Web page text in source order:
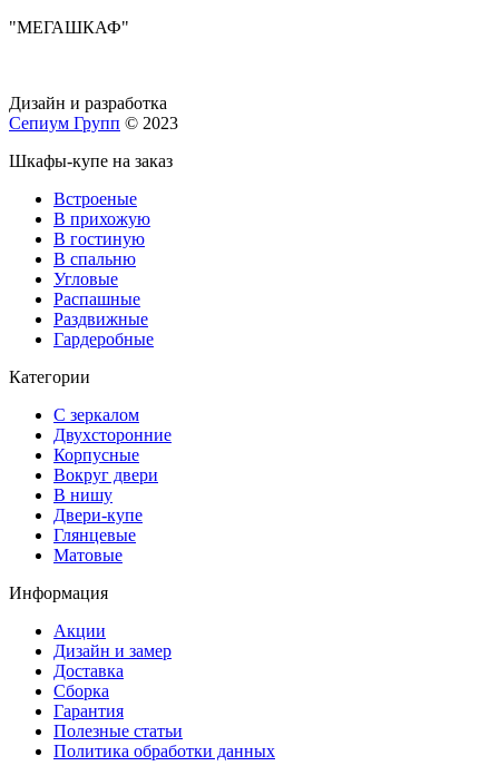
"МЕГАШКАФ"
Дизайн и разработка
Сепиум Групп © 2023
Шкафы-купе на заказ
Встроеные
В прихожую
В гостиную
В спальню
Угловые
Распашные
Раздвижные
Гардеробные
Категории
С зеркалом
Двухсторонние
Корпусные
Вокруг двери
В нишу
Двери-купе
Глянцевые
Матовые
Информация
Акции
Дизайн и замер
Доставка
Сборка
Гарантия
Полезные статьи
Политика обработки данных